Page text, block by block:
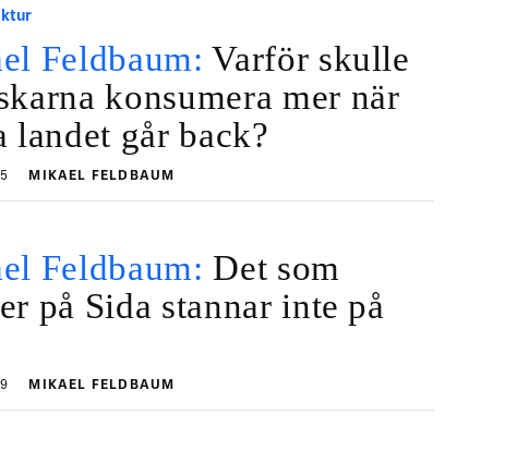
Feldbaum: Varför skulle
konsumera mer när
landet går back?
MIKAEL FELDBAUM
Feldbaum: Det som
på Sida stannar inte på
MIKAEL FELDBAUM